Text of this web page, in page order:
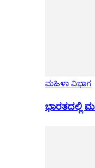
ಮಹಿಳಾ ವಿಭಾಗ
ಭಾರತದಲ್ಲಿ